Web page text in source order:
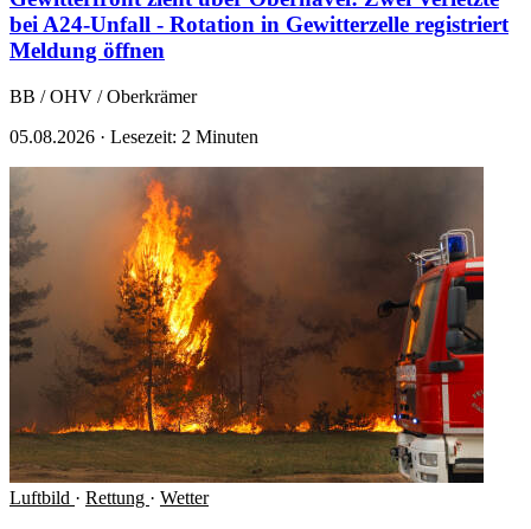
bei A24-Unfall - Rotation in Gewitterzelle registriert
Meldung öffnen
BB / OHV / Oberkrämer
05.08.2026 · Lesezeit: 2 Minuten
Luftbild · Rettung · Wetter